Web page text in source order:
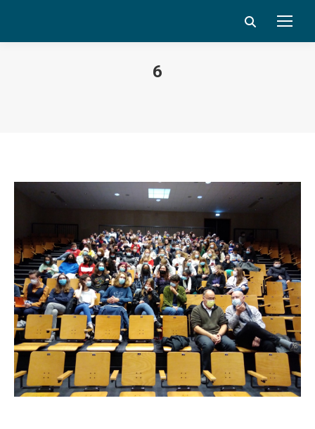
Search:
6